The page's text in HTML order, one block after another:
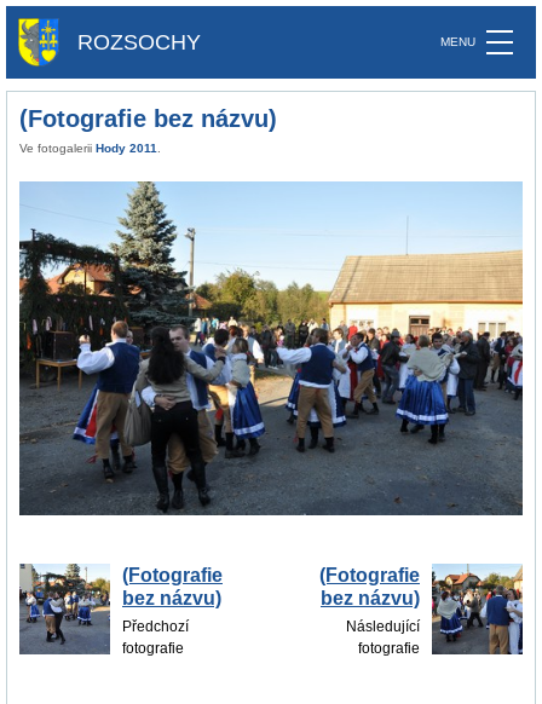
ROZSOCHY
(Fotografie bez názvu)
Ve fotogalerii Hody 2011
(Fotografie
bez názvu)
Předchozí
fotografie
(Fotografie
bez názvu)
Následující
fotografie